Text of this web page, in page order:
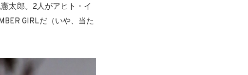
太郎。2人がアヒト・イ
GIRLだ（いや、当た